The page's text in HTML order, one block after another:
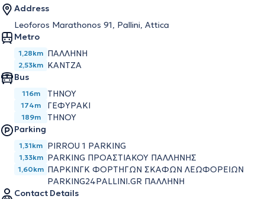
Address
Leoforos Marathonos 91, Pallini, Attica
Metro
1,28km ΠΑΛΛΗΝΗ
2,53km ΚΑΝΤΖΑ
Bus
116m ΤΗΝΟΥ
174m ΓΕΦΥΡΑΚΙ
189m
ΤΗΝΟΥ
Parking
1,31km PIRROU 1 PARKING
1,33km PARKING ΠΡΟΑΣΤΙΑΚΟΥ ΠΑΛΛΗΝΗΣ
1,60km ΠΑΡΚΙΝΓΚ ΦΟΡΤΗΓΩΝ ΣΚΑΦΩΝ ΛΕΩΦΟΡΕΙΩΝ
PARKING24PALLINI.GR ΠΑΛΛΗΝΗ
Contact Details